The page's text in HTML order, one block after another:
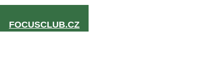
Přejít k hlavnímu obsahu
FOCUSCLUB.CZ